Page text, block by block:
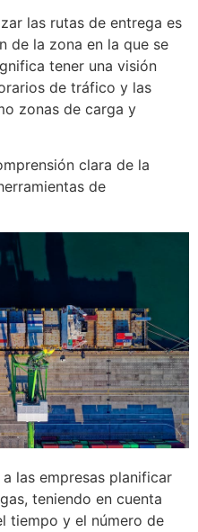
las rutas de entrega es
de la zona en la que se
tener una visión
de tráfico y las
zonas de carga y
clara de la
de
las empresas planificar
teniendo en cuenta
tiempo y el número de